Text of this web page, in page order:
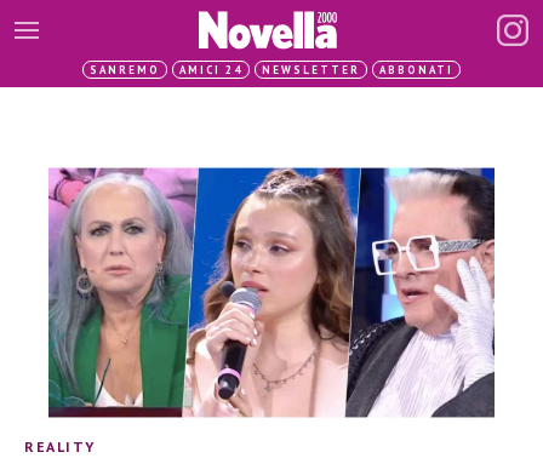
SANREMO AMICI 24 NEWSLETTER ABBONATI
REALITY